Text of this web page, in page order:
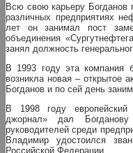
Всю свою карьеру Богданов
различных предприятиях
лет он занимал пост
объединения
занял должность
В 1993 году эта компания
возникла новая – открытое
Богданов и по сей день
В 1998 году европейский
джорнал» дал
руководителей среди
Владимир удостоился
Российской Федерации.